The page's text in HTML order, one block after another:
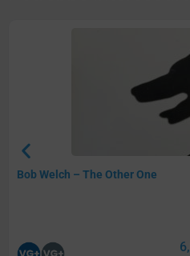
Bob Welch – The Other One